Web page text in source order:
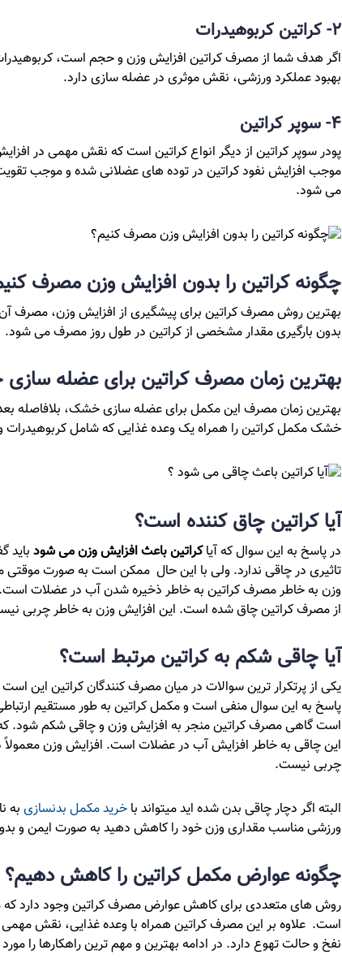
2- کراتین کربوهیدرات
اگر هدف شما از مصرف کراتین افزایش وزن و حجم است،
بهبود عملکرد ورزشی، نقش موثری در عضله سازی دارد.
4- سوپر کراتین
پودر سوپر کراتین از دیگر انواع کراتین است که نقش مهمی در
موجب افزایش نفود کراتین در توده های عضلانی شده و موجب
می شود.
چگونه کراتین را بدون افزایش وزن مصرف
بهترین روش مصرف کراتین برای پیشگیری از افزایش وزن، مصرف
بدون بارگیری مقدار مشخصی از کراتین در طول روز مصرف می شود.
بهترین زمان مصرف کراتین برای عضله
بهترین زمان مصرف این مکمل برای عضله سازی خشک، بلافاصله
خشک مکمل کراتین را همراه یک وعده غذایی که شامل
آیا کراتین چاق کننده است؟
در پاسخ به این سوال که آیاکراتین باعث افزایش وزن می شود
تاثیری در چاقی ندارد. ولی با این حال ممکن است به صورت
وزن به خاطر مصرف کراتین به خاطر ذخیره شدن آب در عضلات
از مصرف کراتین چاق شده است. این افزایش وزن به خاطر چربی
آیا چاقی شکم به کراتین مرتبط است؟
یکی از پرتکرار ترین سوالات در میان مصرف کنندگان کراتین این
پاسخ به این سوال منفی است و مکمل کراتین به طور مستقیم
است گاهی مصرف کراتین منجر به افزایش وزن و چاقی شکم شود. که
این چاقی به خاطر افزایش آب در عضلات است. افزایش وزن
چربی نیست.
البته اگر دچار چاقی بدن شده اید میتواند با خرید مکمل بدنسازی به
ورزشی مناسب مقداری وزن خود را کاهش دهید به صورت ایمن و
چگونه عوارض مکمل کراتین را کاهش دهیم؟
روش های متعددی برای کاهش عوارض مصرف کراتین وجود دارد که
است. علاوه بر این مصرف کراتین همراه با وعده غذایی، نقش
نفخ و حالت تهوع دارد. در ادامه بهترین و مهم ترین راهکارها را